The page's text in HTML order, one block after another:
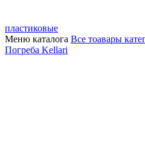
пластиковые
Меню каталога Все тоавары
Погреба Kellari